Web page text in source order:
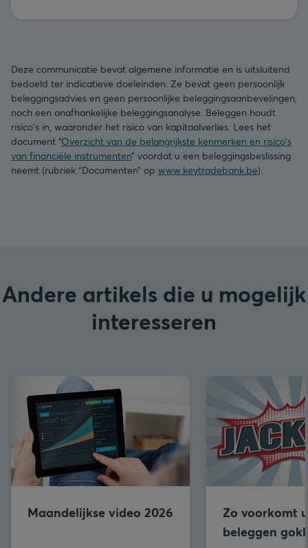
Deze communicatie bevat algemene informatie en is uitsluitend
bedoeld ter indicatieve doeleinden. Ze bevat geen persoonlijk
beleggingsadvies en geen persoonlijke beleggingsaanbevelingen,
noch een onafhankelijke beleggingsanalyse. Beleggen houdt
risico's in, waaronder het risico van kapitaalverlies. Lees het
document “Overzicht van de belangrijkste kenmerken en risico's
van financiële instrumenten” voordat u een beleggingsbeslissing
neemt (rubriek “Documenten” op www.keytradebank.be).
Andere artikels die u mogelijk
interesseren
Maandelijkse video 2026
Zo voorkomt
beleggen